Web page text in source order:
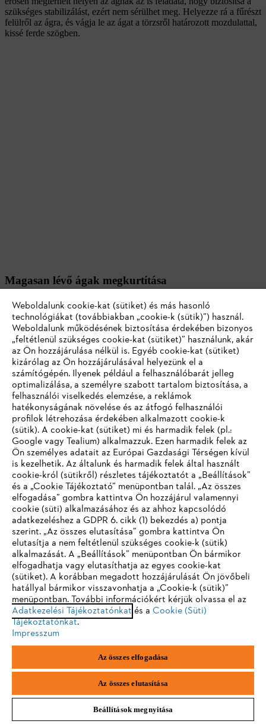
szükséges stabilizálást, ezért nem sérülhet meg. Helyezze rá a fűrészt
felülről az ágra, és vágja le az ágat a törzsről határozott mozdulattal,
kissé ferde szögben.
Magasan lévő ágak megkurtítása
Ha a fa magasan lévő részeit metszi, fontos, hogy a munkaeszközt,
például aSTIHL HTA 50 magassági ágnyesőt , a
hordozóhevederhez rögzítse. Így a készülék biztosítva van, és nem
tud leesni. Természetesen itt is ugyanazok a metszési szabályok
érvényesek, mint a fa alsó részének metszésekor.
Soha ne dolgozzon egy levágni kívánt ág alatt. Ha lefűrészelt egy
ágat, először távolítsa el az útból, mielőtt folytatja a munkát.
Sebkezelés a fán
Ha éles pengével dolgozik, a metszés után általában nem kell a
metszési sebet is lezárnia. A tiszta sebek maguktól begyógyulnak.
Ha a vágás nem tiszta, egy éles késsel simítsa el a kirojtosodott
széleket.
A nyesedék ártalmatlanítása
A metszés után rengeteg nyesedéket és kerti hulladékot kell
ártalmatlanítani. A nyesedéket összefűrészelheti tűzifává, vagy
aprítógépben értékes mulcs- vagy komposztanyaggá dolgozhatja fel.
Zöld tipp
A metszési maradványokatsokféleképpen felhasználhatja a
kertben. A levelek kiválóan alkalmasak az ágyások
szigetelőrétegeként való felhasználásra fagy esetén. Az ágak
felhasználhatók például magaságyásokhoz, barkácsolt
dekorációkhoz, fűtéshez vagy növényfuttató rácsként.
IHR BROWSER WIRD NICHT
UNTERSTÜTZT
Sie nutzen einen Browser, den wir noch nicht unterstützen. Für
eine optimale Nutzung unserer Seite empfehlen wir Ihnen, zu
einem der folgenden Browser zu wechseln:
Firefox Chrome
Weboldalunk cookie-kat (sütiket) és más hasonló
technológiákat (továbbiakban „cookie-k (sütik)”) használ.
Weboldalunk működésének biztosítása érdekében bizonyos
„feltétlenül szükséges cookie-kat (sütiket)” használunk, akár
az Ön hozzájárulása nélkül is. Egyéb cookie-kat (sütiket)
kizárólag az Ön hozzájárulásával helyezünk el a
számítógépén. Ilyenek például a felhasználóbarát jelleg
optimalizálása, a személyre szabott tartalom biztosítása, a
felhasználói viselkedés elemzése, a reklámok
hatékonyságának növelése és az átfogó felhasználói
profilok létrehozása érdekében alkalmazott cookie-k
(sütik). A cookie-kat (sütiket) mi és harmadik felek (pl.:
Google vagy Tealium) alkalmazzuk. Ezen harmadik felek az
Ön személyes adatait az Európai Gazdasági Térségen kívül
is kezelhetik. Az általunk és harmadik felek által használt
cookie-król (sütikről) részletes tájékoztatót a „Beállítások”
és a „Cookie Tájékoztató” menüpontban talál. „Az összes
elfogadása” gombra kattintva Ön hozzájárul valamennyi
cookie (süti) alkalmazásához és az ahhoz kapcsolódó
adatkezeléshez a GDPR 6. cikk (1) bekezdés a) pontja
szerint. „Az összes elutasítása” gombra kattintva Ön
elutasítja a nem feltétlenül szükséges cookie-k (sütik)
alkalmazását. A „Beállítások” menüpontban Ön bármikor
elfogadhatja vagy elutasíthatja az egyes cookie-kat
(sütiket). A korábban megadott hozzájárulását Ön jövőbeli
hatállyal bármikor visszavonhatja a „Cookie-k (sütik)”
menüpontban. További információkért kérjük olvassa el az
Adatkezelési Tájékoztatónkat és a Cookie (Süti)
Tájékoztatónkat.
Impresszum
Az összes elfogadása
Az összes elutasítása
Beállítások megnyitása